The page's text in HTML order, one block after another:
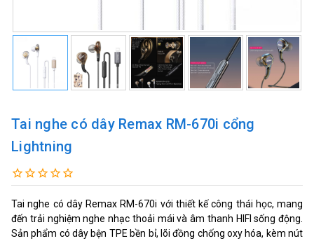
Tai nghe có dây Remax RM-670i cổng
Lightning
Tai nghe có dây Remax RM-670i với thiết kế công thái học, mang
đến trải nghiệm nghe nhạc thoải mái và âm thanh HIFI sống động.
Sản phẩm có dây bện TPE bền bỉ, lõi đồng chống oxy hóa, kèm nút